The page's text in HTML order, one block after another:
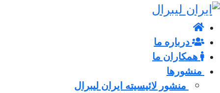
درباره ما
همکاران ما
منشورها
منشور لائیسیته ایران لیبرال